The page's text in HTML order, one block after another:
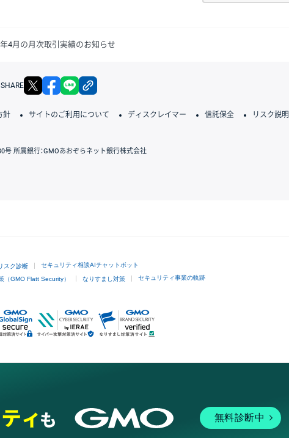
4月の月次取引実績のお知らせ
SHARE X facebook
針 サイトのご利用について ディスクレイマー 信託保全 リスク説明
号 所属銀行：GMOあおぞらネット銀行株式会社
スク診断 セキュリティ相談AIチャットボット
（GMO Flatt Security） なりすまし対策 セキュリティ事業の軌跡
無料診断中